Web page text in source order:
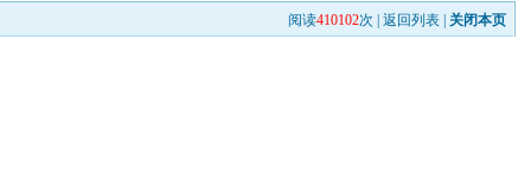
阅读410102次 |返回列表 关闭本页